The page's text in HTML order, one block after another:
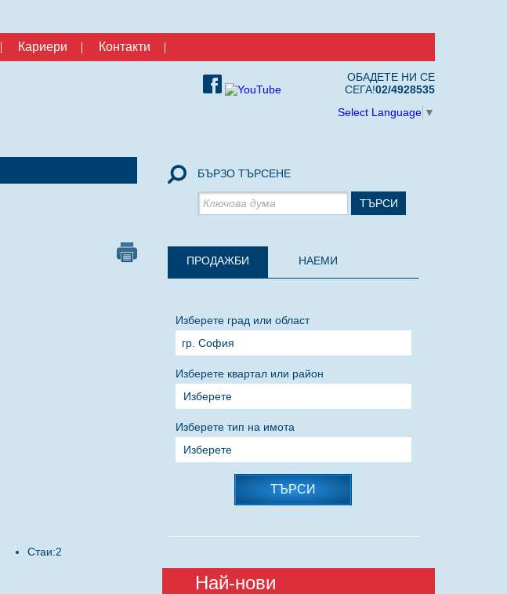
Кариери Контакти
ОБАДЕТЕ НИ СЕ
СЕГА!02/4928535
Select Language ▼
Стаи:2
БЪРЗО ТЪРСЕНЕ
ПРОДАЖБИ НАЕМИ
Изберете град или област
Изберете квартал или район
Изберете
Изберете тип на имота
Изберете
ТЪРСИ
Най-нови